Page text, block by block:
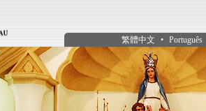
繁體中文 • Português